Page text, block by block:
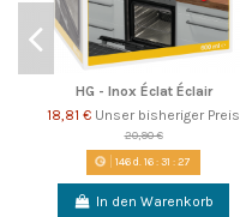
HG - Inox Éclat Éclair
18,81 € Unser bisheriger Preis
20,90 €
146d. 16:31 :26
In den Warenkorb